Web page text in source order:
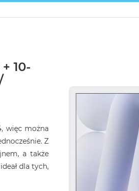
10-
więc można
Z
a także
dla tych,